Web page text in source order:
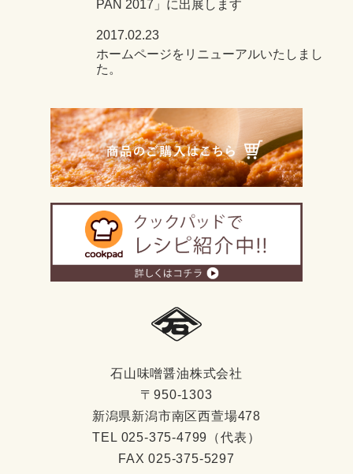
PAN 2017」に出展します
2017.02.23
ホームページをリニューアルいたしまし
た。
石山味噌醤油株式会社
〒950-1303
新潟県新潟市南区西萱場478
TEL 025-375-4799（代表）
FAX 025-375-5297